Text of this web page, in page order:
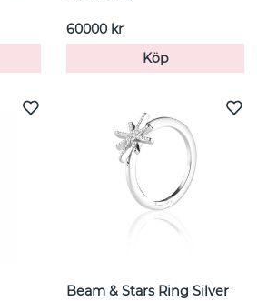
60000 kr
Köp
Beam & Stars Ring Silver